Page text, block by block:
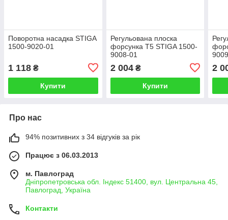
Поворотна насадка STIGA
1500-9020-01
1 118 ₴
Купити
Регульована плоска
форсунка T5 STIGA 1500-
9008-01
2 004₴
Купити
2
Про нас
94% позитивних з 34 відгуків за рік
Працює з 06.03.2013
м. Павлоград
Дніпропетровська обл. Індекс 51400, вул. Центральна 45,
Павлоград, Україна
Контакти